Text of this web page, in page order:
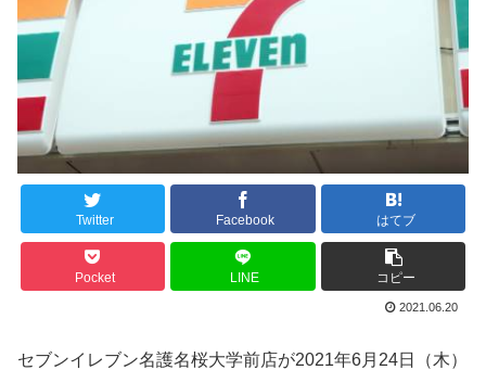
Twitter Facebook はてブ
Pocket LINE コピー
2021.06.20
セブンイレブン名護名桜大学前店が2021年6月24日（木）